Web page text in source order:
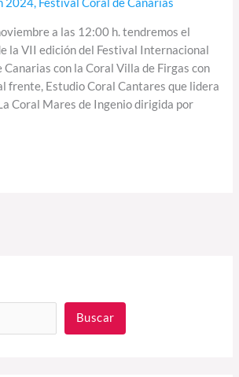
2024, Festival Coral de Canarias
a las 12:00 h. tendremos el
la VII edición del Festival Internacional
Canarias con la Coral Villa de Firgas con
frente, Estudio Coral Cantares que lidera
Coral Mares de Ingenio dirigida por
Buscar